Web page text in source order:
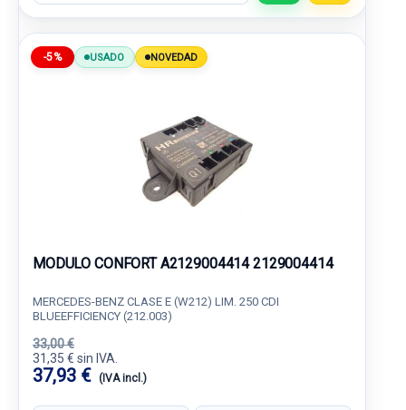
-5% USADO NOVEDAD
MODULO CONFORT A2129004414 2129004414
MERCEDES-BENZ CLASE E (W212) LIM. 250 CDI
BLUEEFFICIENCY (212.003)
33,00 €
31,35 € sin IVA.
37,93 € (IVA incl.)